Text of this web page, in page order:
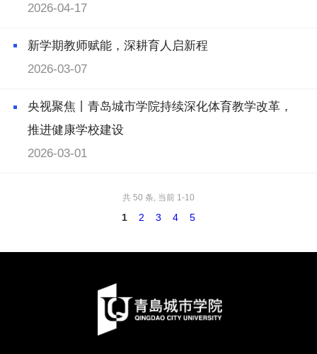
2026-04-17
新学期教师赋能，深耕育人启新程
2026-03-07
央视聚焦丨青岛城市学院持续深化体育教学改革，
推进健康学校建设
2026-03-01
共 50 条, 当前 1-10
1 2 3 4 5